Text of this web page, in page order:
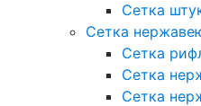
Сетка
Сетка
Сетка
Сетка
Сетка